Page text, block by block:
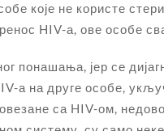
које не користе
HIV-а, ове особе
понашања, јер се
а на друге особе,
са HIV-ом,